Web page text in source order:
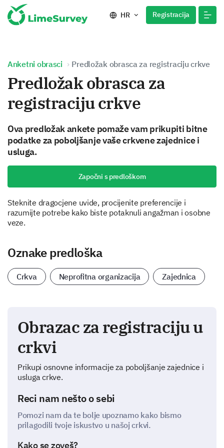
HR Registracija
Anketni obrasci Predložak obrasca za registraciju crkve
Predložak obrasca za
registraciju crkve
Ova predložak ankete pomaže vam prikupiti bitne
podatke za poboljšanje vaše crkvene zajednice i
usluga.
Započni s predloškom
Steknite dragocjene uvide, procijenite preferencije i
razumijte potrebe kako biste potaknuli angažman i osobne
veze.
Oznake predloška
Crkva Neprofitna organizacija Zajednica
Obrazac za registraciju u
crkvi
Prikupi osnovne informacije za poboljšanje zajednice i
usluga crkve.
Reci nam nešto o sebi
Pomozi nam da te bolje upoznamo kako bismo
prilagodili tvoje iskustvo u našoj crkvi.
Kako se zoveš?